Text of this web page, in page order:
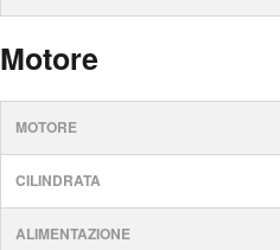
Motore
MOTORE
CILINDRATA
ALIMENTAZIONE